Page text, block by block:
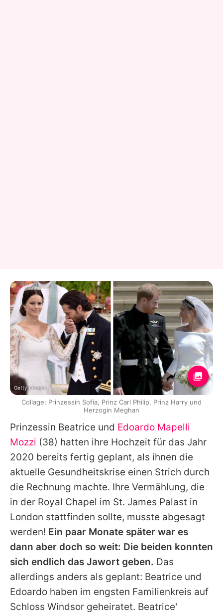
Prinzessin Beatrice und Edoardo Mapelli
Mozzi (38) hatten ihre Hochzeit für das Jahr
2020 bereits fertig geplant, als ihnen die
aktuelle Gesundheitskrise einen Strich durch
die Rechnung machte. Ihre Vermählung, die
in der Royal Chapel im St. James Palast in
London stattfinden sollte, musste abgesagt
werden! Ein paar Monate später war es
dann aber doch so weit: Die beiden konnten
sich endlich das Jawort geben. Das
allerdings anders als geplant: Beatrice und
Edoardo haben im engsten Familienkreis auf
Schloss Windsor geheiratet. Beatrice'
Getty Images
Collage: Prinzessin Sofia, Prinz Carl Philip, Prinz Harry und
Herzogin Meghan